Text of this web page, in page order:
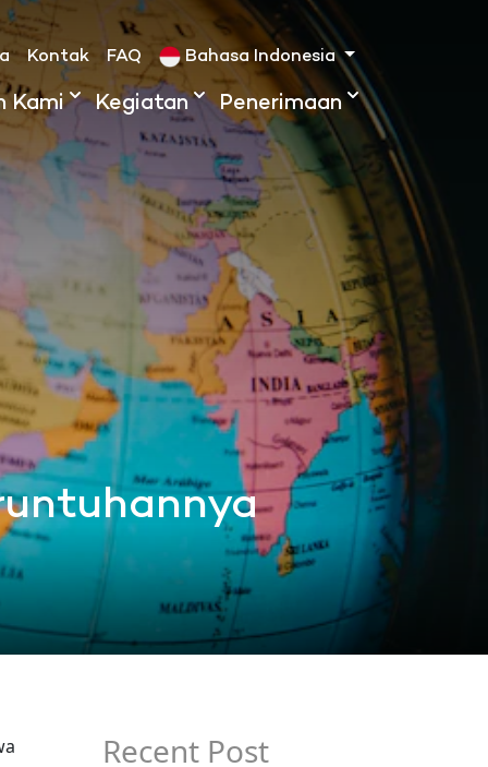
Kontak FAQ Bahasa Indonesia
Kami Kegiatan Penerimaan
Recent Post